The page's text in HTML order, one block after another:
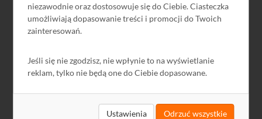
niezawodnie oraz dostosowuje się do Ciebie. Ciasteczka
umożliwiają dopasowanie treści i promocji do Twoich
zainteresowań.
Jeśli się nie zgodzisz, nie wpłynie to na wyświetlanie
reklam, tylko nie będą one do Ciebie dopasowane.
Ustawienia Odrzuć wszystkie
Przewód USB, Zasilacz
Wilgotność powietrza % 20...90